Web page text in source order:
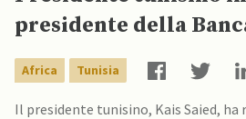
presidente della
Africa Tunisia
Il presidente tunisino, Kais Saied, ha